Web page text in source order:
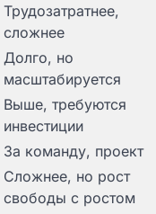
Трудозатратнее,
сложнее
Долго, но
масштабируется
Выше, требуются
инвестиции
За команду, проект
Сложнее, но рост
свободы с ростом